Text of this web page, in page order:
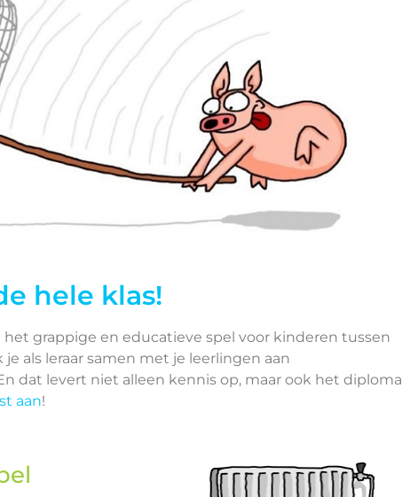
hele klas!
grappige en educatieve spel voor kinderen tussen
als leraar samen met je leerlingen aan
dat levert niet alleen kennis op, maar ook het diploma
aan!